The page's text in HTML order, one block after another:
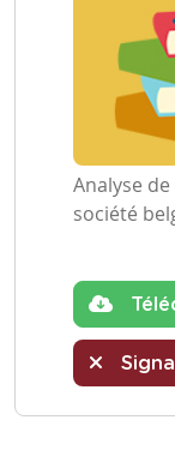
Analyse
société